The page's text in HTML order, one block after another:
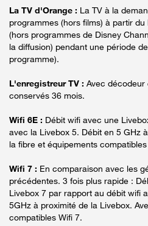
La TV d'Orange : La TV à la
programmes (hors films) à partir
(hors programmes de Disney
la diffusion) pendant une période
programme).
L'enregistreur TV : Avec décodeur
conservés 36 mois.
Wifi 6E : Débit wifi avec une
avec la Livebox 5. Débit en 5 GHz
la fibre et équipements
Wifi 7 : En comparaison avec les
précédentes. 3 fois plus rapide :
Livebox 7 par rapport au débit wifi
5GHz à proximité de la Livebox.
compatibles Wifi 7.